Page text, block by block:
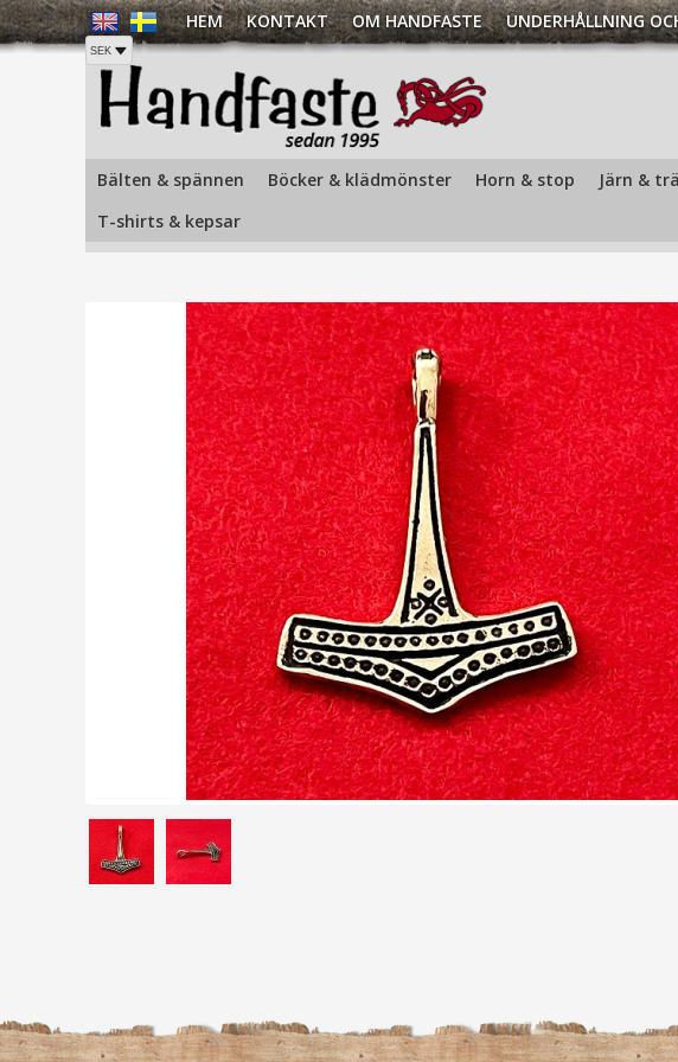
HEM KONTAKT OM HANDFASTE UNDERHÅLLNING
Bälten & spännen Böcker & klädmönster Horn & stop Järn & trä
T-shirts & kepsar
Hem/Torshammare/Torshammare - Alla hängsmycken/